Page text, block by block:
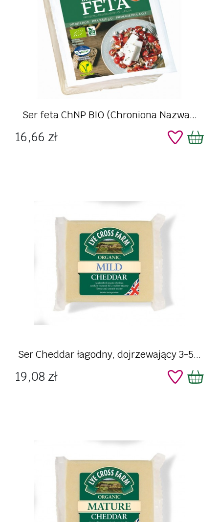
Ser feta ChNP BIO (Chroniona Nazwa...
Cena
16,66 zł
Ser Cheddar łagodny, dojrzewający 3-5...
Cena
19,08 zł